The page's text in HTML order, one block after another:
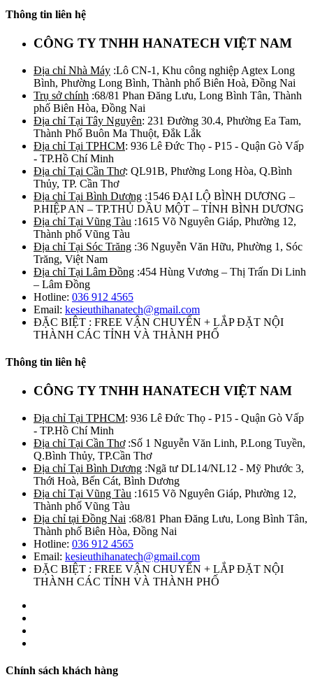
Thông tin liên hệ
CÔNG TY TNHH HANATECH VIỆT NAM
Địa chỉ Nhà Máy :Lô CN-1, Khu công nghiệp Agtex Long
Bình, Phường Long Bình, Thành phố Biên Hoà, Đồng Nai
Trụ sở chính :68/81 Phan Đăng Lưu, Long Bình Tân, Thành
phố Biên Hòa, Đồng Nai
Địa chỉ Tại Tây Nguyên: 231 Đường 30.4, Phường Ea Tam,
Thành Phố Buôn Ma Thuột, Đắk Lắk
Địa chỉ Tại TPHCM: 936 Lê Đức Thọ - P15 - Quận Gò Vấp
- TP.Hồ Chí Minh
Địa chỉ Tại Cần Thơ: QL91B, Phường Long Hòa, Q.Bình
Thủy, TP. Cần Thơ
Địa chỉ Tại Bình Dương :1546 ĐẠI LỘ BÌNH DƯƠNG –
P.HIỆP AN – TP.THỦ DẦU MỘT – TỈNH BÌNH DƯƠNG
Địa chỉ Tại Vũng Tàu :1615 Võ Nguyên Giáp, Phường 12,
Thành phố Vũng Tàu
Địa chỉ Tại Sóc Trăng :36 Nguyễn Văn Hữu, Phường 1, Sóc
Trăng, Việt Nam
Địa chỉ Tại Lâm Đồng :454 Hùng Vương – Thị Trấn Di Linh
– Lâm Đồng
Hotline: 036 912 4565
Email: kesieuthihanatech@gmail.com
ĐẶC BIỆT : FREE VẬN CHUYỂN + LẮP ĐẶT NỘI
THÀNH CÁC TỈNH VÀ THÀNH PHỐ
Thông tin liên hệ
CÔNG TY TNHH HANATECH VIỆT NAM
Địa chỉ Tại TPHCM: 936 Lê Đức Thọ - P15 - Quận Gò Vấp
- TP.Hồ Chí Minh
Địa chỉ Tại Cần Thơ:Số 1 Nguyễn Văn Linh, P.Long Tuyền,
Q.Bình Thủy, TP.Cần Thơ
Địa chỉ Tại Bình Dương :Ngã tư DL14/NL12 - Mỹ Phước 3,
Thới Hoà, Bến Cát, Bình Dương
Địa chỉ Tại Vũng Tàu :1615 Võ Nguyên Giáp, Phường 12,
Thành phố Vũng Tàu
Địa chỉ tại Đồng Nai :68/81 Phan Đăng Lưu, Long Bình Tân,
Thành phố Biên Hòa, Đồng Nai
Hotline: 036 912 4565
Email: kesieuthihanatech@gmail.com
ĐẶC BIỆT : FREE VẬN CHUYỂN + LẮP ĐẶT NỘI
THÀNH CÁC TỈNH VÀ THÀNH PHỐ
Chính sách khách hàng